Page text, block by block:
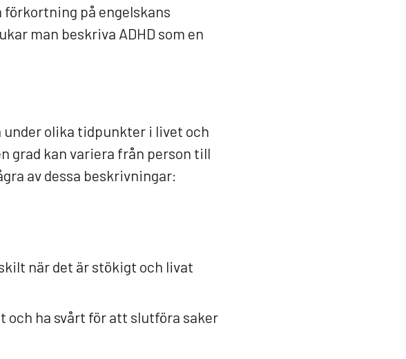
på engelskans
man beskriva ADHD som en
under olika tidpunkter i livet och
grad kan variera från person till
av dessa beskrivningar:
när det är stökigt och livat
och ha svårt för att slutföra saker